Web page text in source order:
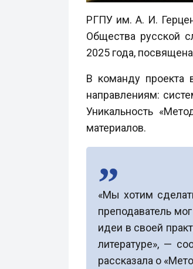
РГПУ им. А. И.
Общества русской
2025 года,
В команду проекта
направлениям:
Уникальность
материалов.
«Мы хотим
преподаватель
идеи в своей
литературе», —
рассказала о